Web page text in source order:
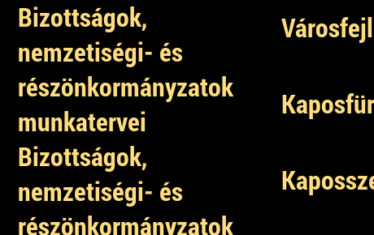
Bizottságok,
nemzetiségi- és
részönkormányzatok
munkatervei
Bizottságok,
nemzetiségi- és
részönkormányzatok